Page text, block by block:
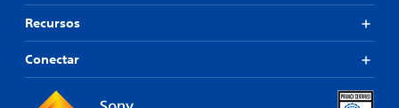
Recursos
Conectar